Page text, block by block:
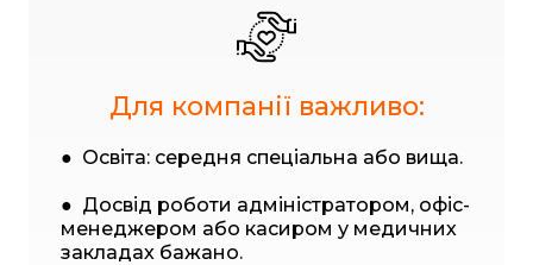
Для компанії важливо:
● Освіта: середня спеціальна або вища.
● Досвід роботи адміністратором, офіс-
менеджером або касиром у медичних
закладах бажано.